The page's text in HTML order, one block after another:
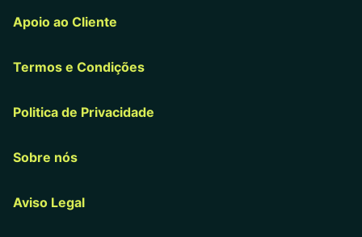
Apoio ao Cliente
Termos e Condições
Politica de Privacidade
Sobre nós
Aviso Legal